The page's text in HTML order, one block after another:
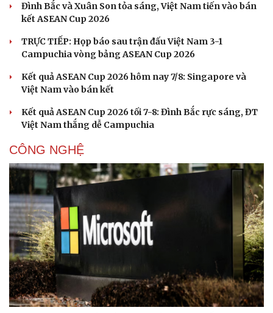
Du lịch
Tư vấn
Săn Tour
check-in
Podcast
Đọc truyện đêm khuya
Cửa sổ tình yêu
Kể chuyện cho bé
Hạt giống tâm hồn
Đình Bắc và Xuân Son tỏa sáng, Việt Nam tiến vào bán
kết ASEAN Cup 2026
TRỰC TIẾP: Họp báo sau trận đấu Việt Nam 3-1
Campuchia vòng bảng ASEAN Cup 2026
Kết quả ASEAN Cup 2026 hôm nay 7/8: Singapore và
Việt Nam vào bán kết
Kết quả ASEAN Cup 2026 tối 7-8: Đình Bắc rực sáng, ĐT
Việt Nam thắng dễ Campuchia
CÔNG NGHỆ